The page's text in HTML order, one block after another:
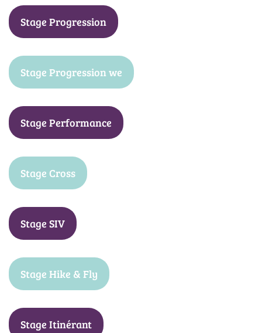
Stage Progression
Stage Progression we
Stage Performance
Stage Cross
Stage SIV
Stage Hike & Fly
Stage Itinérant